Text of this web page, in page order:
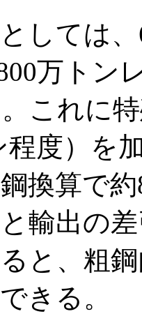
しては
万トン
これに
程度）を
換算で
輸出の
と、粗
きる。